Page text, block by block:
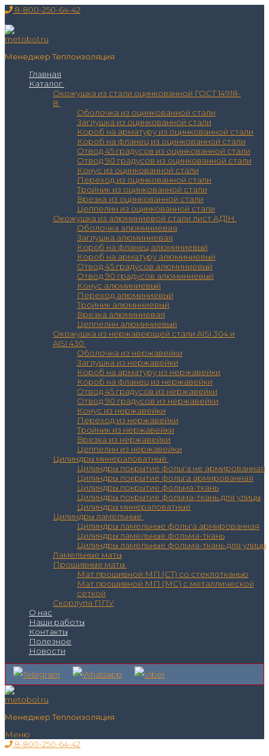
Перейти
содержимому
Меню
Закрыть
8-800-250-64-42
Менеджер Теплоизоляция
Главная
Каталог
Окожушка из стали оцинкованной ГОСТ 14918-
8
Оболочка из оцинкованной стали
Заглушка из оцинкованной стали
Короб на арматуру из оцинкованной стали
Короб на фланец из оцинкованной стали
Отвод 45 градусов из оцинкованной стали
Отвод 90 градусов из оцинкованной стали
Конус из оцинкованной стали
Переход из оцинкованной стали
Тройник из оцинкованной стали
Врезка из оцинкованной стали
Цеппелин из оцинкованной стали
Окожушка из алюминиевой стали лист АД1Н
Оболочка алюминиевая
Заглушка алюминиевая
Короб на фланец алюминиевый
Короб на арматуру алюминиевый
Отвод 45 градусов алюминиевый
Отвод 90 градусов алюминиевый
Конус алюминиевый
Переход алюминиевый
Тройник алюминиевый
Врезка алюминиевая
Цеппелин алюминиевый
Окожушка из нержавеющей стали AISI 304 и
AISI 430
Оболочка из нержавейки
Заглушка из нержавейки
Короб на арматуру из нержавейки
Короб на фланец из нержавейки
Отвод 45 градусов из нержавейки
Отвод 90 градусов из нержавейки
Конус из нержавейки
Переход из нержавейки
Тройник из нержавейки
Врезка из нержавейки
Цеппелин из нержавейки
Цилиндры минераловатные
Цилиндры покрытие фольга не армированная
Цилиндры покрытие фольга армированная
Цилиндры покрытие фольма-ткань
Цилиндры покрытие фольма-ткань для улицы
Цилиндры минераловатные
Цилиндры ламельные
Цилиндры ламельные фольга армированная
Цилиндры ламельные фольма-ткань
Цилиндры ламельные фольма-ткань для улицы
Ламельные маты
Прошивные маты
Мат прошивной МП (СТ) со стеклотканью
Мат прошивной МП (МС) с металлической
сеткой
Скорлупа ППУ
О нас
Наши работы
Контакты
Полезное
Новости
Менеджер Теплоизоляция
Меню
8-800-250-64-42